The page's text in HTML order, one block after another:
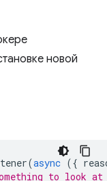
новой
(async ({
to look at